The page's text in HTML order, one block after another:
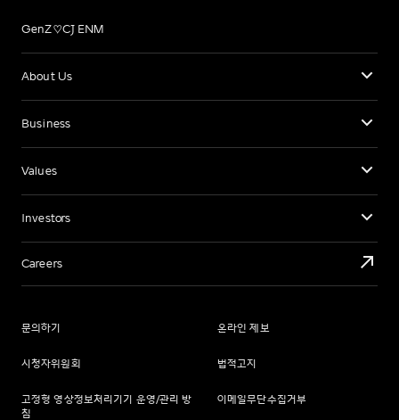
GenZ♡CJ ENM
About Us
Business
Values
Investors
Careers
문의하기 온라인 제보
시청자위원회 법적고지
고정형 영상정보처리기기 운영/관리 방
침
이메일무단수집거부